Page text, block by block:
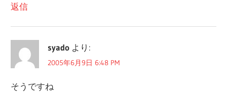
ョ
ン
返信
syado より:
2005年6月9日 6:48 PM
そうですね